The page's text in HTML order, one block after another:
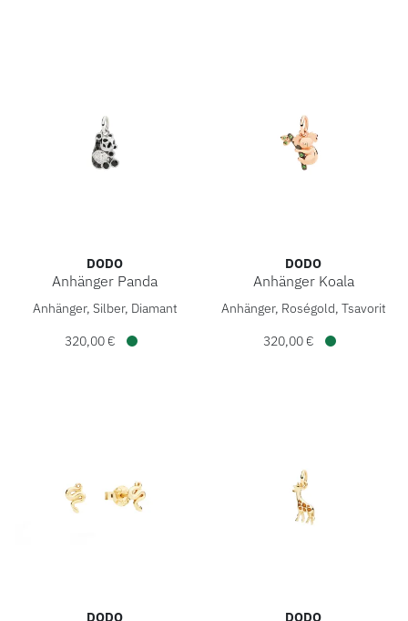
DODO
Anhänger Panda
DoDo Anhänger Panda, Ref: DMC6034-PANDA-DBXAG,
Anhänger, Silber, Diamant
320,00 €
DODO
Anhänger Koala
DoDo Anhänger Koala, Ref:
Anhänger, Roségold, Tsavorit
320,00 €
DODO DODO